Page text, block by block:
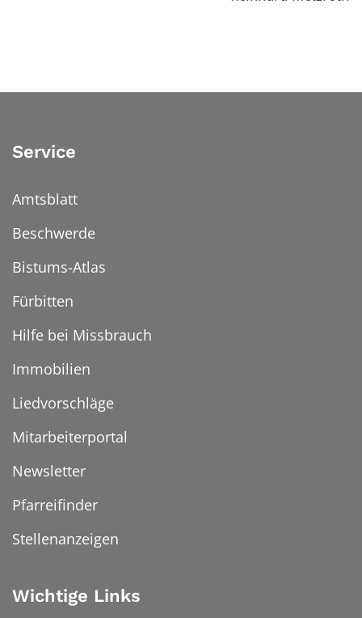
Service
Amtsblatt
Beschwerde
Bistums-Atlas
Fürbitten
Hilfe bei Missbrauch
Immobilien
Liedvorschläge
Mitarbeiterportal
Newsletter
Pfarreifinder
Stellenanzeigen
Wichtige Links